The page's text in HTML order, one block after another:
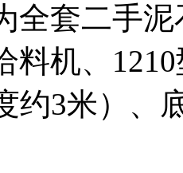
全套二手
料机、
约3米）、